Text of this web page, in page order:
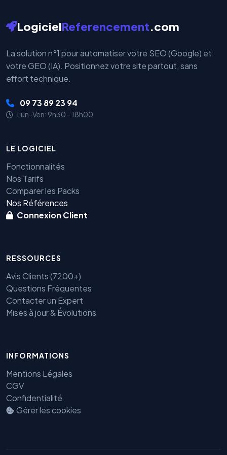
LogicielReferencement.com
La solution n°1 pour automatiser votre SEO (Google) et
votre GEO (IA). Positionnez votre site partout, sans
effort technique.
09 73 89 23 94
Lun-Ven: 9h30 - 18h00
LE LOGICIEL
Fonctionnalités
Nos Tarifs
Comparer les Packs
Nos Références
Connexion Client
RESSOURCES
Avis Clients (7200+)
Questions Fréquentes
Contacter un Expert
Mises à jour & Évolutions
INFORMATIONS
Mentions Légales
CGV
Confidentialité
Gérer les cookies